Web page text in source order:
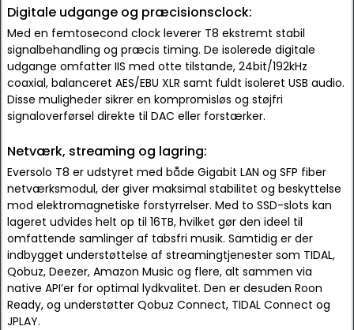
Digitale udgange og præcisionsclock:
Med en femtosecond clock leverer T8 ekstremt stabil
signalbehandling og præcis timing. De isolerede digitale
udgange omfatter IIS med otte tilstande, 24bit/192kHz
coaxial, balanceret AES/EBU XLR samt fuldt isoleret USB audio.
Disse muligheder sikrer en kompromisløs og støjfri
signaloverførsel direkte til DAC eller forstærker.
Netværk, streaming og lagring:
Eversolo T8 er udstyret med både Gigabit LAN og SFP fiber
netværksmodul, der giver maksimal stabilitet og beskyttelse
mod elektromagnetiske forstyrrelser. Med to SSD-slots kan
lageret udvides helt op til 16TB, hvilket gør den ideel til
omfattende samlinger af tabsfri musik. Samtidig er der
indbygget understøttelse af streamingtjenester som TIDAL,
Qobuz, Deezer, Amazon Music og flere, alt sammen via
native API’er for optimal lydkvalitet. Den er desuden Roon
Ready, og understøtter Qobuz Connect, TIDAL Connect og
JPLAY.